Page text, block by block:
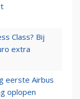
Class? Bij
extra
eerste Airbus
oplopen